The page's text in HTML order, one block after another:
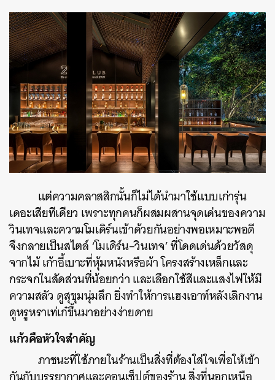
แต่ความคลาสสิกนั้นก็ไม่ได้นำมาใช้แบบเก่ารุ่น
เดอะเสียทีเดียว เพราะทุกคนก็ผสมผสานจุดเด่นของความ
วินเทจและความโมเดิร์นเข้าด้วยกันอย่างพอเหมาะพอดี
จึงกลายเป็นสไตล์‘โมเดิร์น–วินเทจ’ที่โดดเด่นด้วยวัสดุ
จากไม้เก้าอี้เบาะที่หุ้มหนังหรือผ้าโครงสร้างเหล็กและ
กระจกในสัดส่วนที่น้อยกว่าและเลือกใช้สีและแสงไฟให้มี
ความสลัว ดูสุขุมนุ่มลึกยิ่งทำให้การแฮงเอาท์หลังเลิกงาน
ดูหรูหราเท่เก๋ขึ้นมาอย่างง่ายดาย
แก้วคือหัวใจสำคัญ
ภาชนะที่ใช้ภายในร้านเป็นสิ่งที่ต้องใส่ใจเพื่อให้เข้า